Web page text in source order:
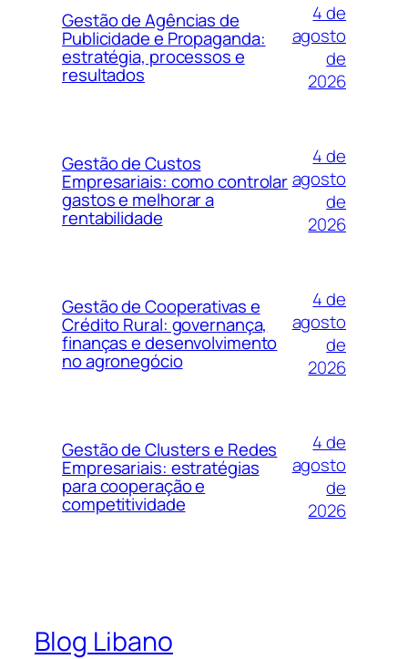
Gestão de Agências de
Publicidade e Propaganda:
estratégia, processos e
resultados
4 de
agosto
de
2026
Gestão de Custos
Empresariais: como controlar
gastos e melhorar a
rentabilidade
4 de
agosto
de
2026
Gestão de Cooperativas e
Crédito Rural: governança,
finanças e desenvolvimento
no agronegócio
4 de
agosto
de
2026
Gestão de Clusters e Redes
Empresariais: estratégias
para cooperação e
competitividade
4 de
agosto
de
2026
Blog Libano